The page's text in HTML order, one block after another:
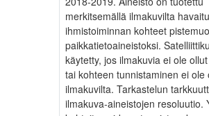
merkitsemällä ilmakuvilta
ihmistoiminnan kohteet
paikkatietoaineistoksi.
käytetty, jos ilmakuvia ei ole
tai kohteen tunnistaminen ei ole
ilmakuvilta. Tarkastelun
ilmakuva-aineistojen resoluutio.